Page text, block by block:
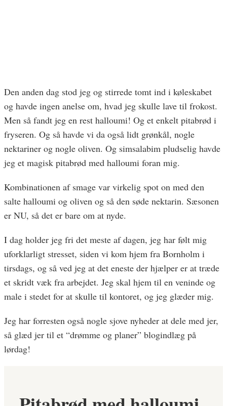
Den anden dag stod jeg og stirrede tomt ind i køleskabet
og havde ingen anelse om, hvad jeg skulle lave til frokost.
Men så fandt jeg en rest halloumi! Og et enkelt pitabrød i
fryseren. Og så havde vi da også lidt grønkål, nogle
nektariner og nogle oliven. Og simsalabim pludselig havde
jeg et magisk pitabrød med halloumi foran mig.
Kombinationen af smage var virkelig spot on med den
salte halloumi og oliven og så den søde nektarin. Sæsonen
er NU, så det er bare om at nyde.
I dag holder jeg fri det meste af dagen, jeg har følt mig
uforklarligt stresset, siden vi kom hjem fra Bornholm i
tirsdags, og så ved jeg at det eneste der hjælper er at træde
et skridt væk fra arbejdet. Jeg skal hjem til en veninde og
male i stedet for at skulle til kontoret, og jeg glæder mig.
Jeg har forresten også nogle sjove nyheder at dele med jer,
så glæd jer til et “drømme og planer” blogindlæg på
lørdag!